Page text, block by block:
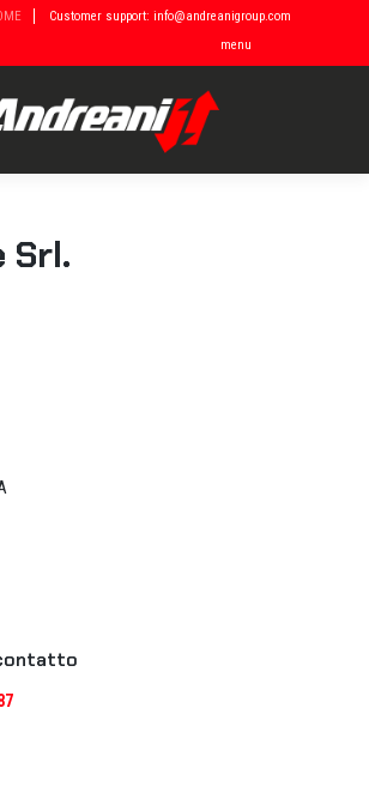
Customer support: info@andreanigroup.com
menu
Srl.